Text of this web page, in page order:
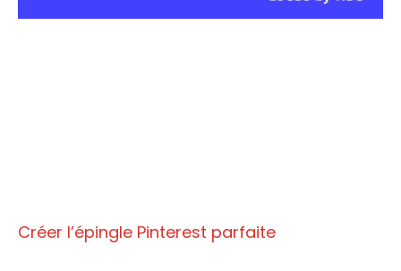
Créer l’épingle Pinterest parfaite